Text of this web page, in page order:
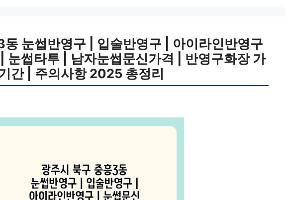
동 눈썹반영구 | 입술반영구 | 아이라인반영구
| 눈썹타투 | 남자눈썹문신가격 | 반영구화장 가
간 | 주의사항 2025 총정리